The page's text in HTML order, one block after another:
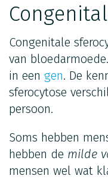
Congenitale
van
in een gen. De
sferocytose
persoon.
Soms hebben
hebben de milde
mensen wel wat